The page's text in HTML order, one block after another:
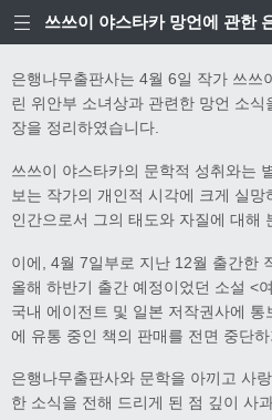
은행나무출판사는 4월 6일 작가 쓰쓰
린 위안부 소녀상과 관련한 망언 소
장을 정리하였습니다.
쓰쓰이 야스타카의 문학적 성취와는
보는 작가의 개인적 시각에 크게 실
인간으로서 그의 태도와 자질에 대해
이에, 4월 7일부로 지난 12월 출간한
올해 하반기 출간 예정이었던 소설 <
국내 에이전트 및 일본 저작권사에
에 유통 중인 책의 판매를 전면 중단
은행나무출판사와 문학을 아끼고 사
한 소식을 전해 드리게 된 점 깊이 사